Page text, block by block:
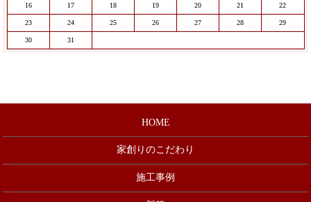
16 17 18 19 20 21 22
23 24 25 26 27 28 29
30 31
HOME
家創りのこだわり
施工事例